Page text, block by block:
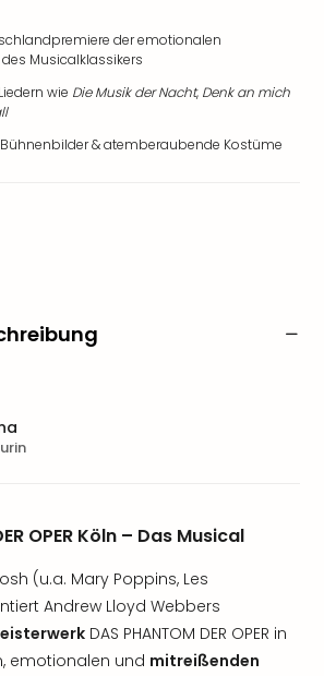
der emotionalen
Musicalklassikers
wie Die Musik der Nacht, Denk an mich
& atemberaubende Kostüme
OPER Köln – Das Musical
(u.a. Mary Poppins, Les
Andrew Lloyd Webbers
DAS PHANTOM DER OPER in
emotionalen und mitreißenden